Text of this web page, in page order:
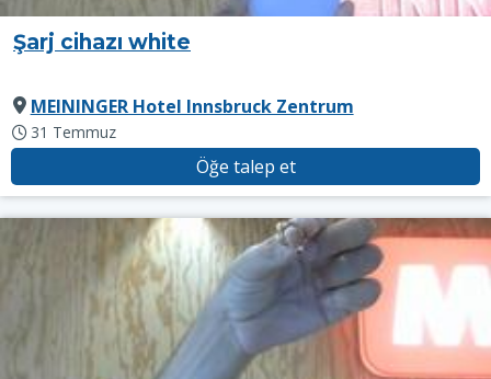
Şarj cihazı white
MEININGER Hotel Innsbruck Zentrum
31 Temmuz
Öğe talep et